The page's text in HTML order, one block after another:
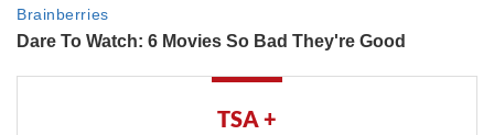
TSA +